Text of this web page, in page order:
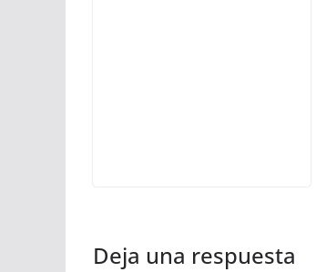
Deja una respuesta